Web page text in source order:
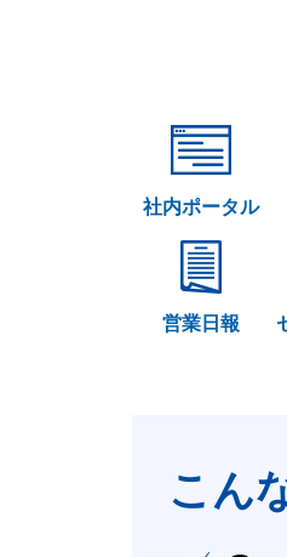
社内ポータル
営業日報
こん